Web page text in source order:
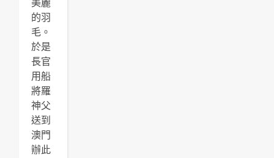
美麗
的羽
毛。
於是
長官
用船
將羅
神父
送到
澳門
辦此